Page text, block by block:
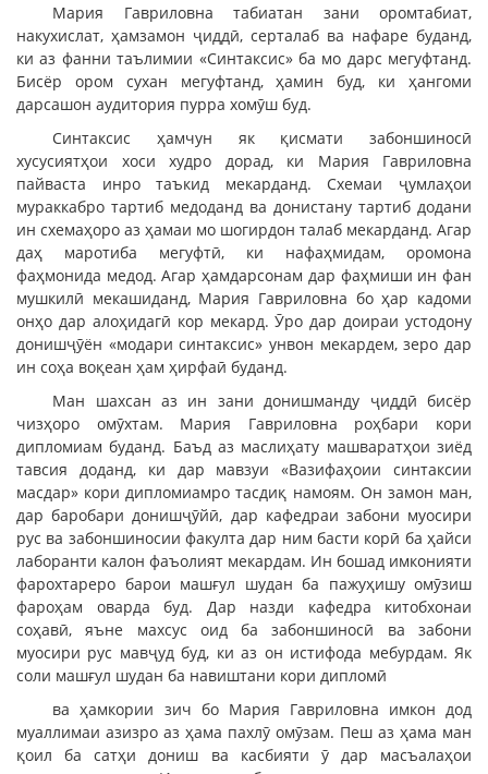
Мария Гавриловна табиатан зани оромтабиат,
накухислат, ҳамзамон ҷиддӣ, серталаб ва нафаре буданд,
ки аз фанни таълимии «Синтаксис» ба мо дарс мегуфтанд.
Бисёр ором сухан мегуфтанд, ҳамин буд, ки ҳангоми
дарсашон аудитория пурра хомӯш буд.
Синтаксис ҳамчун як қисмати забоншиносӣ
хусусиятҳои хоси худро дорад, ки Мария Гавриловна
пайваста инро таъкид мекарданд. Схемаи ҷумлаҳои
мураккабро тартиб медоданд ва донистану тартиб додани
ин схемаҳоро аз ҳамаи мо шогирдон талаб мекарданд. Агар
даҳ маротиба мегуфтӣ, ки нафаҳмидам, оромона
фаҳмонида медод. Агар ҳамдарсонам дар фаҳмиши ин фан
мушкилӣ мекашиданд, Мария Гавриловна бо ҳар кадоми
онҳо дар алоҳидагӣ кор мекард. Ӯро дар доираи устодону
донишҷӯён «модари синтаксис» унвон мекардем, зеро дар
ин соҳа воқеан ҳам ҳирфаӣ буданд.
Ман шахсан аз ин зани донишманду ҷиддӣ бисёр
чизҳоро омӯхтам. Мария Гавриловна роҳбари кори
дипломиам буданд. Баъд аз маслиҳату машваратҳои зиёд
тавсия доданд, ки дар мавзуи «Вазифаҳоии синтаксии
масдар» кори дипломиамро тасдиқ намоям. Он замон ман,
дар баробари донишҷӯйӣ, дар кафедраи забони муосири
рус ва забоншиносии факулта дар ним басти корӣ ба ҳайси
лаборанти калон фаъолият мекардам. Ин бошад имконияти
фарохтареро барои машғул шудан ба пажуҳишу омӯзиш
фароҳам оварда буд. Дар назди кафедра китобхонаи
соҳавӣ, яъне махсус оид ба забоншиносӣ ва забони
муосири рус мавҷуд буд, ки аз он истифода мебурдам. Як
соли машғул шудан ба навиштани кори дипломӣ
ва ҳамкории зич бо Мария Гавриловна имкон дод
муаллимаи азизро аз ҳама пахлӯ омӯзам. Пеш аз ҳама ман
қоил ба сатҳи дониш ва касбияти ӯ дар масъалаҳои